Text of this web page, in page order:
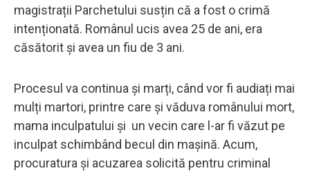
magistrații Parchetului susțin că a fost o crimă
intenționată. Românul ucis avea 25 de ani, era
căsătorit și avea un fiu de 3 ani.
Procesul va continua și marți, când vor fi audiați mai
mulți martori, printre care și văduva românului mort,
mama inculpatului și un vecin care l-ar fi văzut pe
inculpat schimbând becul din mașină. Acum,
procuratura și acuzarea solicită pentru criminal